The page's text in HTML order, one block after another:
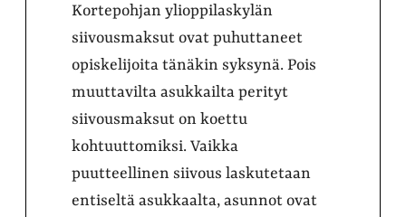
Kortepohjan ylioppilaskylän
siivousmaksut ovat puhuttaneet
opiskelijoita tänäkin syksynä. Pois
muuttavilta asukkailta perityt
siivousmaksut on koettu
kohtuuttomiksi. Vaikka
puutteellinen siivous laskutetaan
entiseltä asukkaalta, asunnot ovat